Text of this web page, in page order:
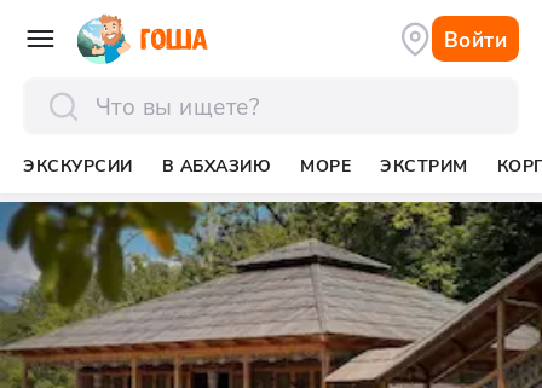
Войти
ЭКСКУРСИИ В АБХАЗИЮ МОРЕ ЭКСТРИМ